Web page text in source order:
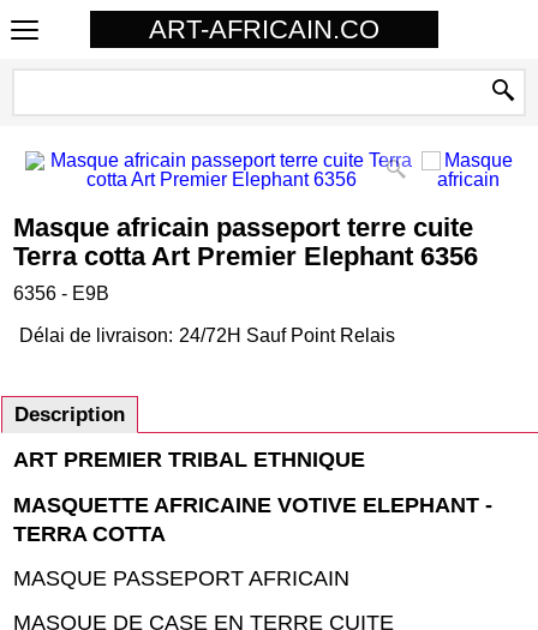
ART-AFRICAIN.CO
Masque africain passeport terre cuite
Terra cotta Art Premier Elephant 6356
6356 - E9B
Délai de livraison: 24/72H Sauf Point Relais
Description
ART PREMIER TRIBAL ETHNIQUE
MASQUETTE AFRICAINE VOTIVE ELEPHANT -
TERRA COTTA
MASQUE PASSEPORT AFRICAIN
MASQUE DE CASE EN TERRE CUITE